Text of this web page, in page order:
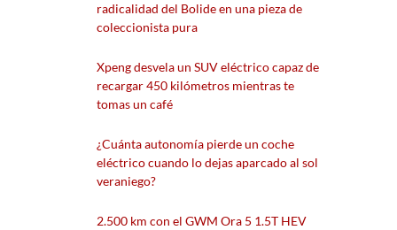
radicalidad del Bolide en una pieza de
coleccionista pura
Xpeng desvela un SUV eléctrico capaz de
recargar 450 kilómetros mientras te
tomas un café
¿Cuánta autonomía pierde un coche
eléctrico cuando lo dejas aparcado al sol
veraniego?
2.500 km con el GWM Ora 5 1.5T HEV